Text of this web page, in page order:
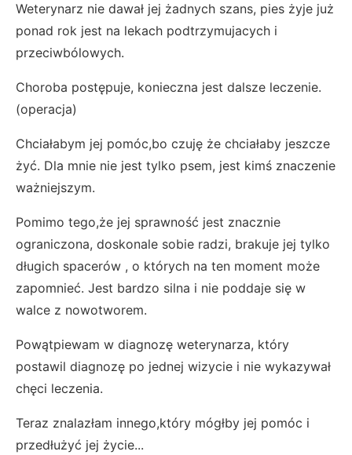
Weterynarz nie dawał jej żadnych szans, pies żyje już
ponad rok jest na lekach podtrzymujacych i
przeciwbólowych.
Choroba postępuje, konieczna jest dalsze leczenie.
(operacja)
Chciałabym jej pomóc,bo czuję że chciałaby jeszcze
żyć. Dla mnie nie jest tylko psem, jest kimś znaczenie
ważniejszym.
Pomimo tego,że jej sprawność jest znacznie
ograniczona, doskonale sobie radzi, brakuje jej tylko
długich spacerów , o których na ten moment może
zapomnieć. Jest bardzo silna i nie poddaje się w
walce z nowotworem.
Powątpiewam w diagnozę weterynarza, który
postawil diagnozę po jednej wizycie i nie wykazywał
chęci leczenia.
Teraz znalazłam innego,który mógłby jej pomóc i
przedłużyć jej życie...